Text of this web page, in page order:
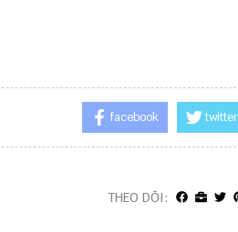
facebook twitter
THEO DÕI: